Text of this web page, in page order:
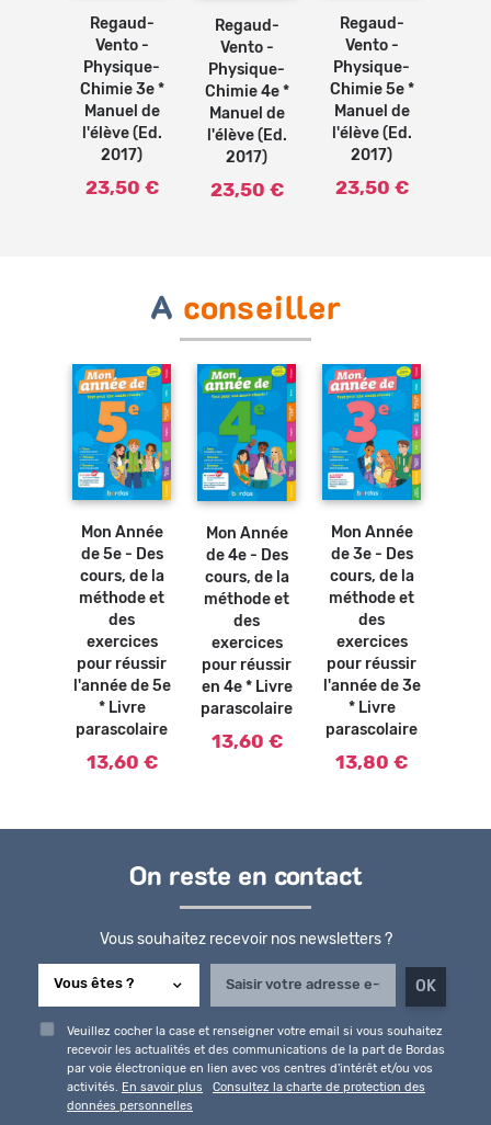
Regaud-
Vento -
Physique-
Chimie 3e *
Manuel de
l'élève (Ed.
2017)
23,50 €
Regaud-
Vento -
Physique-
Chimie 4e *
Manuel de
l'élève (Ed.
2017)
23,50 €
Regaud-
Vento -
Physique-
Chimie 5e *
Manuel de
l'élève (Ed.
2017)
23,50 €
A conseiller
Mon Année
de 5e - Des
cours, de la
méthode et
des
exercices
pour réussir
l'année de 5e
* Livre
parascolaire
13,60 €
Ajouter
au
Mon Année
de 4e - Des
cours, de la
méthode et
des
exercices
pour réussir
en 4e * Livre
parascolaire
13,60 €
Ajouter
au
Mon Année
de 3e - Des
cours, de la
méthode et
des
exercices
pour réussir
l'année de 3e
* Livre
parascolaire
13,80 €
On reste en contact
Vous souhaitez recevoir nos newsletters ?
Veuillez cocher la case et renseigner votre email si vous souhaitez
recevoir les actualités et des communications de la part de Bordas
par voie électronique en lien avec vos centres d'intérêt et/ou vos
activités. En savoir plus
Consultez la charte de protection des
données personnelles